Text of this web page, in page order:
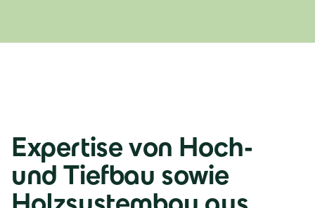
Expertise von Hoch-
und Tiefbau sowie